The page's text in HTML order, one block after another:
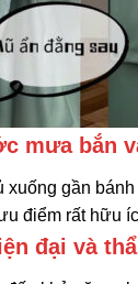
mưa bắn
xuống gần
điểm rất hữu
đại và